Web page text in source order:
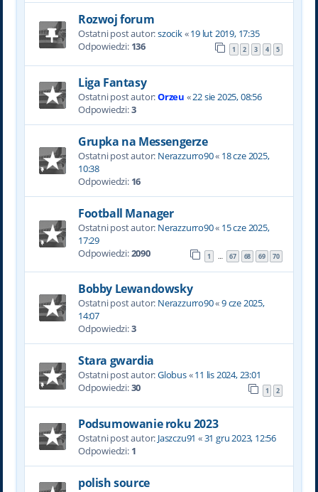
Rozwoj forum
Ostatni post autor:szocik«19 lut 2019, 17:35
Odpowiedzi: 136 1 2 3 4 5
Liga Fantasy
Ostatni post autor:Orzeu «22 sie 2025, 08:56
Odpowiedzi:3
Grupka na Messengerze
Ostatni post autor: Nerazzurro90« 18 cze 2025,
10:38
Odpowiedzi: 16
Football Manager
Ostatni post autor: Nerazzurro90« 15 cze 2025,
17:29
Odpowiedzi:2090 1 … 67 68 69 70
Bobby Lewandowsky
Ostatni post autor: Nerazzurro90«9 cze 2025,
14:07
Odpowiedzi:3
Stara gwardia
Ostatni post autor:Globus«11 lis 2024, 23:01
Odpowiedzi:30 1 2
Podsumowanie roku 2023
Ostatni post autor: Jaszczu91 «31 gru 2023, 12:56
Odpowiedzi: 1
polish source